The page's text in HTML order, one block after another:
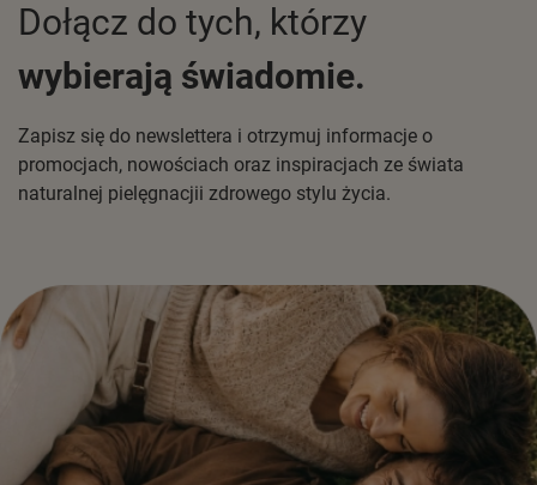
Dołącz do tych, którzy
wybierają świadomie.
Zapisz się do newslettera i otrzymuj informacje o
promocjach, nowościach oraz inspiracjach ze świata
naturalnej pielęgnacjii zdrowego stylu życia.